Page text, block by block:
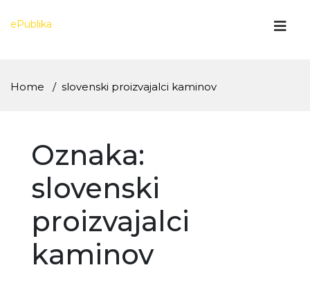
ePublika
Home slovenski proizvajalci kaminov
Oznaka:
slovenski
proizvajalci
kaminov